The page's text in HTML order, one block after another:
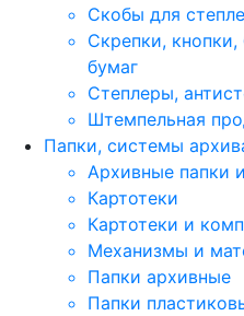
Скобы для
Скрепки,
бумаг
Степлеры,
Штемпельная
Папки, системы
Архивные папки
Картотеки
Картотеки и
Механизмы и
Папки архивные
Папки